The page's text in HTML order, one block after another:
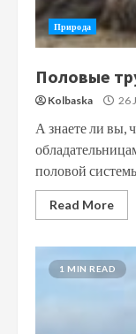
Природа
Половые
Kolbaska 26
А знаете ли вы,
половой
Read More
1 MIN READ